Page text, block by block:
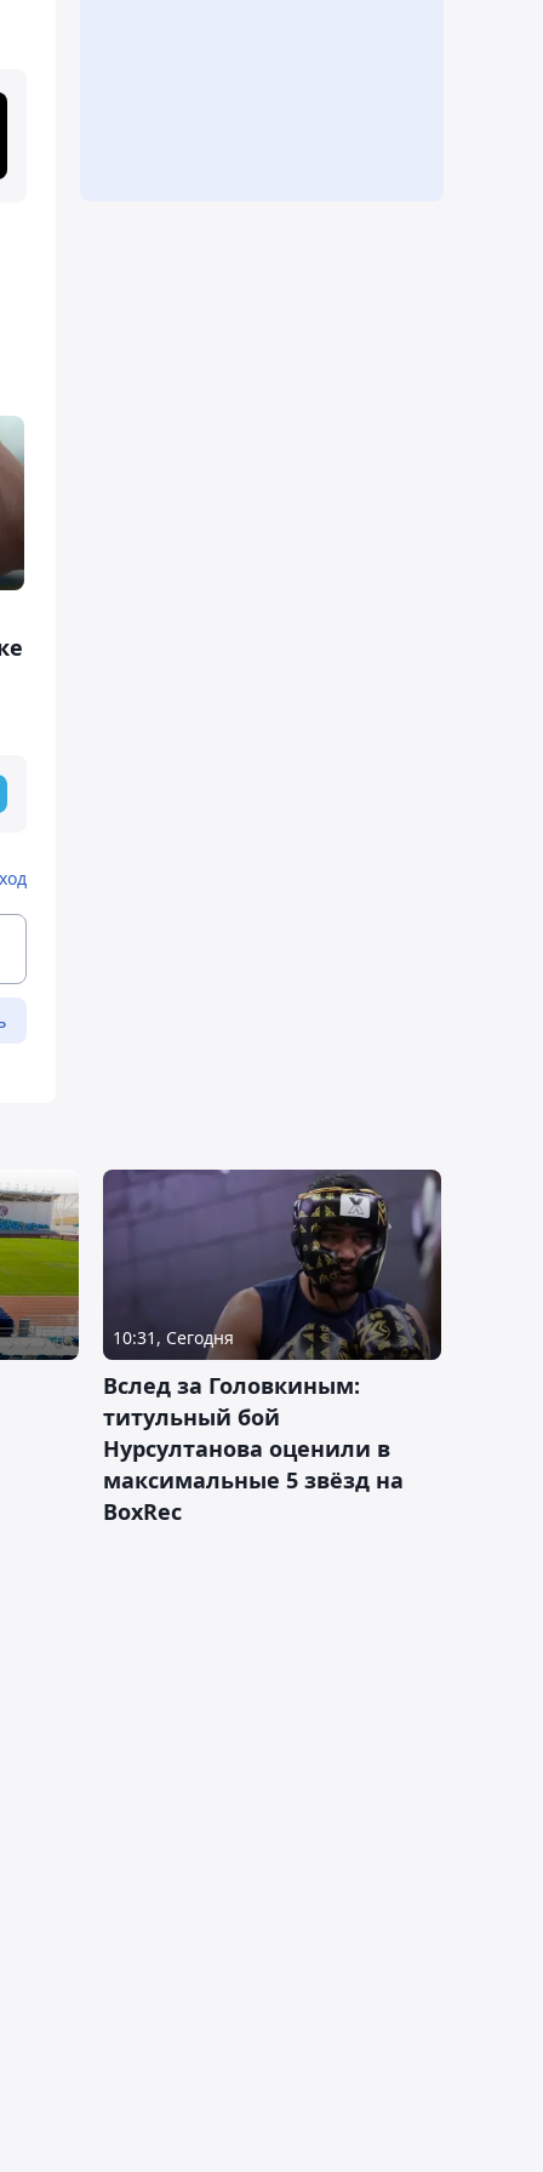
10:31, Сегодня
Вслед за Головкиным:
титульный бой
Нурсултанова оценили в
максимальные 5 звёзд на
BoxRec